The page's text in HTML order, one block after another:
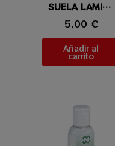
Vista rápidaSUELA LAMINADA IBS DIAMOND
5,00 €
Añadir al
carrito